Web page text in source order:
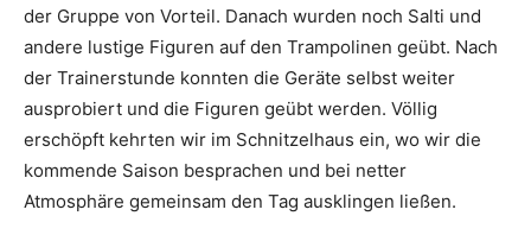
der Gruppe von Vorteil. Danach wurden noch Salti und
andere lustige Figuren auf den Trampolinen geübt. Nach
der Trainerstunde konnten die Geräte selbst weiter
ausprobiert und die Figuren geübt werden. Völlig
erschöpft kehrten wir im Schnitzelhaus ein, wo wir die
kommende Saison besprachen und bei netter
Atmosphäre gemeinsam den Tag ausklingen ließen.